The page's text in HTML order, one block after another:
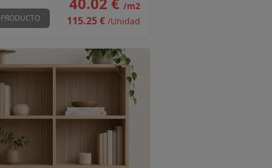
/m2
115.25 € /Unidad
Flexible CoverWood Flex D027